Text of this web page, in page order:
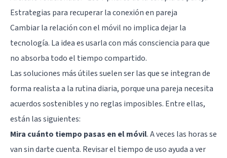
Estrategias para recuperar la conexión en pareja
Cambiar la relación con el móvil no implica dejar la
tecnología. La idea es usarla con más consciencia para que
no absorba todo el tiempo compartido.
Las soluciones más útiles suelen ser las que se integran de
forma realista a la rutina diaria, porque una pareja necesita
acuerdos sostenibles y no reglas imposibles. Entre ellas,
están las siguientes:
Mira cuánto tiempo pasas en el móvil. A veces las horas se
van sin darte cuenta. Revisar el tiempo de uso ayuda a ver